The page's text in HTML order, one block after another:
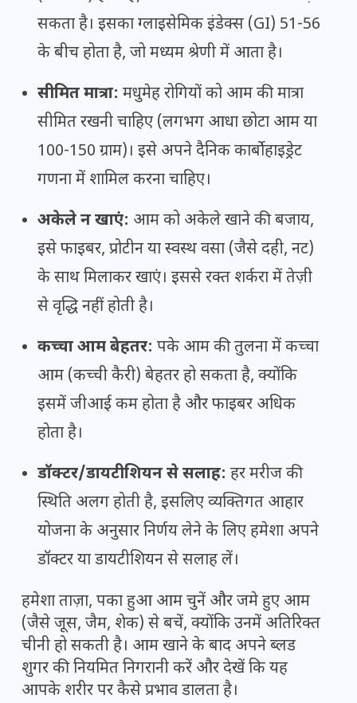
सकता है। इसका ग्लाइसेमिक इंडेक्स (GI) 51-56
के बीच होता है, जो मध्यम श्रेणी में आता है।
सीमित मात्रा: मधुमेह रोगियों को आम की मात्रा
सीमित रखनी चाहिए (लगभग आधा छोटा आम या
100-150 ग्राम)। इसे अपने दैनिक कार्बोहाइड्रेट
गणना में शामिल करना चाहिए।
अकेले न खाएं: आम को अकेले खाने की बजाय,
इसे फाइबर, प्रोटीन या स्वस्थ वसा (जैसे दही, नट)
के साथ मिलाकर खाएं। इससे रक्त शर्करा में तेज़ी
से वृद्धि नहीं होती है।
कच्चा आम बेहतर: पके आम की तुलना में कच्चा
आम (कच्ची कैरी) बेहतर हो सकता है, क्योंकि
इसमें जीआई कम होता है और फाइबर अधिक
होता है।
डॉक्टर/डायटीशियन से सलाह: हर मरीज की
स्थिति अलग होती है, इसलिए व्यक्तिगत आहार
योजना के अनुसार निर्णय लेने के लिए हमेशा अपने
डॉक्टर या डायटीशियन से सलाह लें।
हमेशा ताज़ा, पका हुआ आम चुनें और जमे हुए आम
(जैसे जूस, जैम, शेक) से बचें, क्योंकि उनमें अतिरिक्त
चीनी हो सकती है। आम खाने के बाद अपने ब्लड
शुगर की नियमित निगरानी करें और देखें कि यह
आपके शरीर पर कैसे प्रभाव डालता है।